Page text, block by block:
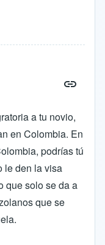
a tu novio,
en Colombia. En
podrías tú
le den la visa
que solo se da a
que se